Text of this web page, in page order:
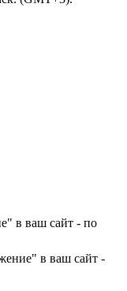
в ваш сайт - по
в ваш сайт -